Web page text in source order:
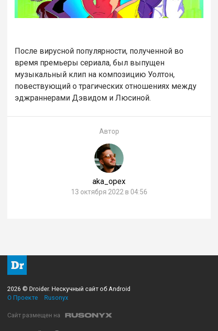
После вирусной популярности, полученной во
время премьеры сериала, был выпущен
музыкальный клип на композицию Уолтон,
повествующий о трагических отношениях между
эджраннерами Дэвидом и Люсиной.
Автор
aka_opex
13 октября 2022 в 04:56
2026 © Droider. Нескучный сайт об Android
О Проекте
Rusonyx
Сайт размещен на